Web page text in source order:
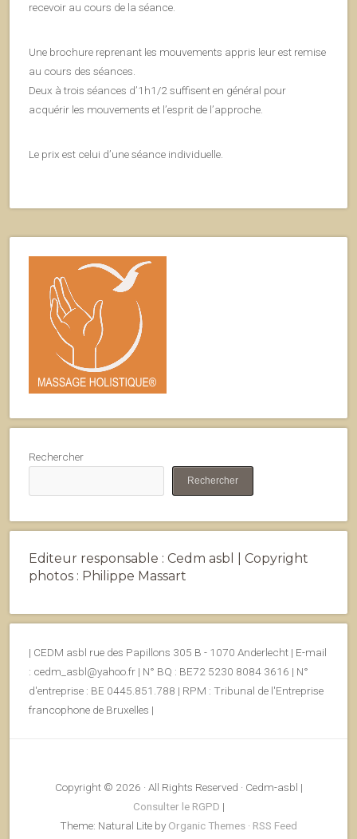
recevoir au cours de la séance.
Une brochure reprenant les mouvements appris leur est remise
au cours des séances.
Deux à trois séances d’1h1/2 suffisent en général pour
acquérir les mouvements et l’esprit de l’approche.
Le prix est celui d’une séance individuelle.
Rechercher
Rechercher
Editeur responsable : Cedm asbl | Copyright
photos : Philippe Massart
| CEDM asbl rue des Papillons 305 B - 1070 Anderlecht | E-mail
: cedm_asbl@yahoo.fr | N° BQ : BE72 5230 8084 3616 | N°
d'entreprise : BE 0445.851.788 | RPM : Tribunal de l'Entreprise
francophone de Bruxelles |
Copyright © 2026 · All Rights Reserved · Cedm-asbl |
Consulter le RGPD |
Theme: Natural Lite by Organic Themes · RSS Feed